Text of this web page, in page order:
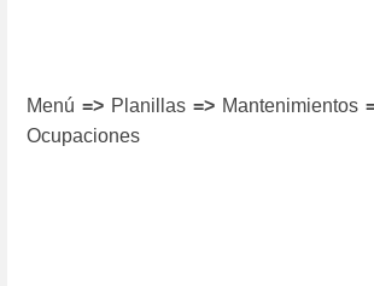
Menú => Planillas => Mantenimientos
Ocupaciones